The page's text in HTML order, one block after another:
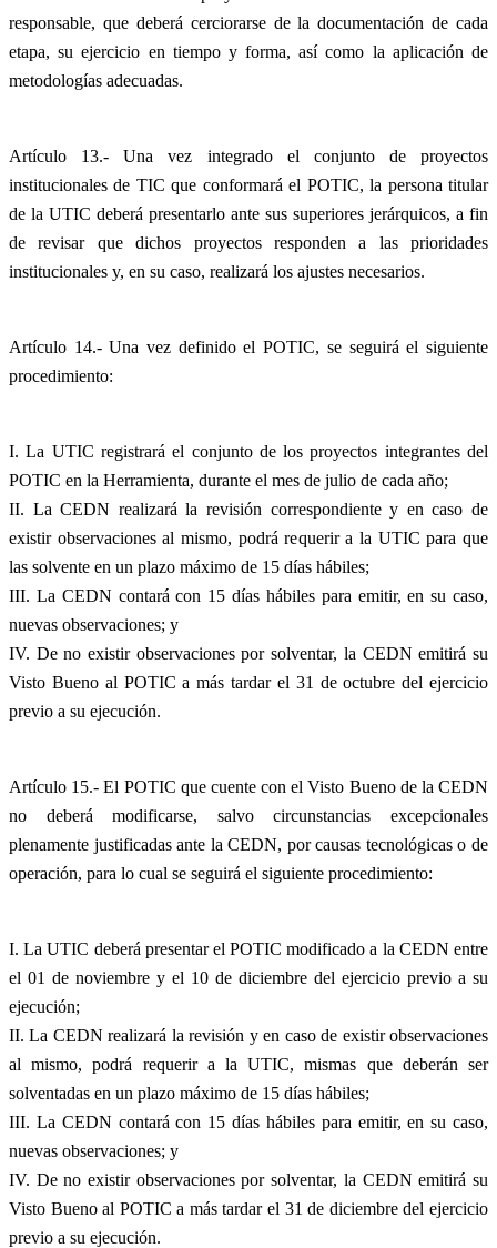
responsable, que deberá cerciorarse de la documentación de cada
etapa, su ejercicio en tiempo y forma, así como la aplicación de
metodologías adecuadas.
Artículo 13.- Una vez integrado el conjunto de proyectos
institucionales de TIC que conformará el POTIC, la persona titular
de la UTIC deberá presentarlo ante sus superiores jerárquicos, a fin
de revisar que dichos proyectos responden a las prioridades
institucionales y, en su caso, realizará los ajustes necesarios.
Artículo 14.- Una vez definido el POTIC, se seguirá el siguiente
procedimiento:
I. La UTIC registrará el conjunto de los proyectos integrantes del
POTIC en la Herramienta, durante el mes de julio de cada año;
II. La CEDN realizará la revisión correspondiente y en caso de
existir observaciones al mismo, podrá requerir a la UTIC para que
las solvente en un plazo máximo de 15 días hábiles;
III. La CEDN contará con 15 días hábiles para emitir, en su caso,
nuevas observaciones; y
IV. De no existir observaciones por solventar, la CEDN emitirá su
Visto Bueno al POTIC a más tardar el 31 de octubre del ejercicio
previo a su ejecución.
Artículo 15.- El POTIC que cuente con el Visto Bueno de la CEDN
no deberá modificarse, salvo circunstancias excepcionales
plenamente justificadas ante la CEDN, por causas tecnológicas o de
operación, para lo cual se seguirá el siguiente procedimiento:
I. La UTIC deberá presentar el POTIC modificado a la CEDN entre
el 01 de noviembre y el 10 de diciembre del ejercicio previo a su
ejecución;
II. La CEDN realizará la revisión y en caso de existir observaciones
al mismo, podrá requerir a la UTIC, mismas que deberán ser
solventadas en un plazo máximo de 15 días hábiles;
III. La CEDN contará con 15 días hábiles para emitir, en su caso,
nuevas observaciones; y
IV. De no existir observaciones por solventar, la CEDN emitirá su
Visto Bueno al POTIC a más tardar el 31 de diciembre del ejercicio
previo a su ejecución.